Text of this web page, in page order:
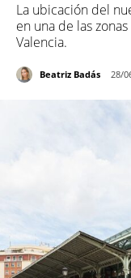
La ubicación del
en una de las
Valencia.
Beatriz Badás 28/